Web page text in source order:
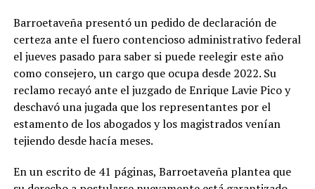
Barroetaveña presentó un pedido de declaración de
certeza ante el fuero contencioso administrativo federal
el jueves pasado para saber si puede reelegir este año
como consejero, un cargo que ocupa desde 2022. Su
reclamo recayó ante el juzgado de Enrique Lavie Pico y
deschavó una jugada que los representantes por el
estamento de los abogados y los magistrados venían
tejiendo desde hacía meses.
En un escrito de 41 páginas, Barroetaveña plantea que